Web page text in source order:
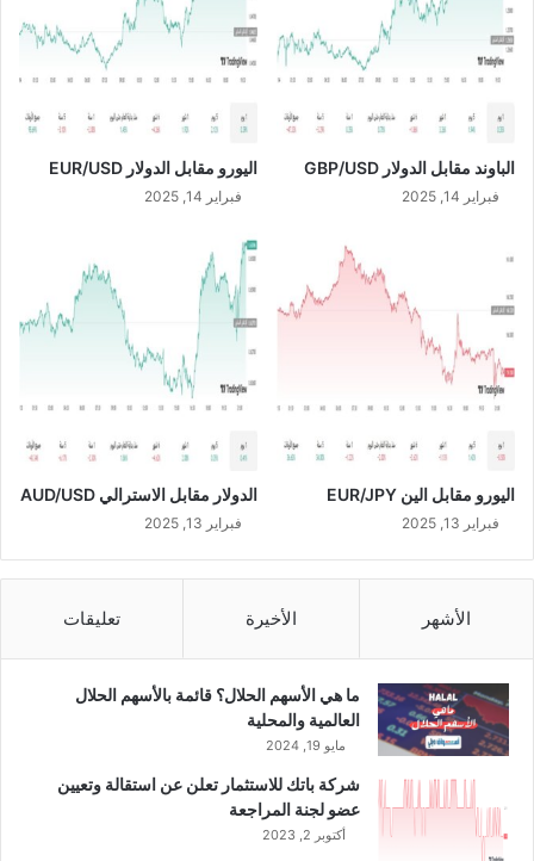
ل
ا
ع
ي
D
/
الباوند مقابل الدولار GBP/USD
فبراير 14, 2025
اليورو مقابل الدولار EUR/USD
فبراير 14, 2025
اليورو مقابل الين EUR/JPY
فبراير 13, 2025
الدولار مقابل الاسترالي AUD/USD
فبراير 13, 2025
الأشهر الأخيرة تعليقات
ما هي الأسهم الحلال؟ قائمة بالأسهم الحلال
العالمية والمحلية
مايو 19, 2024
شركة باتك للاستثمار تعلن عن استقالة وتعيين
عضو لجنة المراجعة
أكتوبر 2, 2023